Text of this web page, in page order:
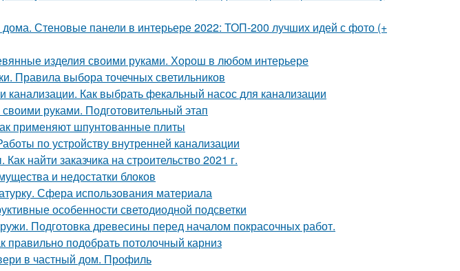
Стеновые панели в интерьере 2022: ТОП-200 лучших идей с фото (+
изделия своими руками. Хорош в любом интерьере
Правила выбора точечных светильников
канализации. Как выбрать фекальный насос для канализации
руками. Подготовительный этап
применяют шпунтованные плиты
по устройству внутренней канализации
найти заказчика на строительство 2021 г.
и недостатки блоков
Сфера использования материала
особенности светодиодной подсветки
Подготовка древесины перед началом покрасочных работ.
правильно подобрать потолочный карниз
в частный дом. Профиль